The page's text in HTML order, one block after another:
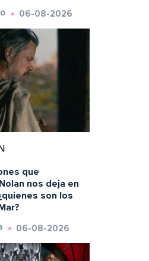
06-08-2026
que
nos deja en
son los
06-08-2026